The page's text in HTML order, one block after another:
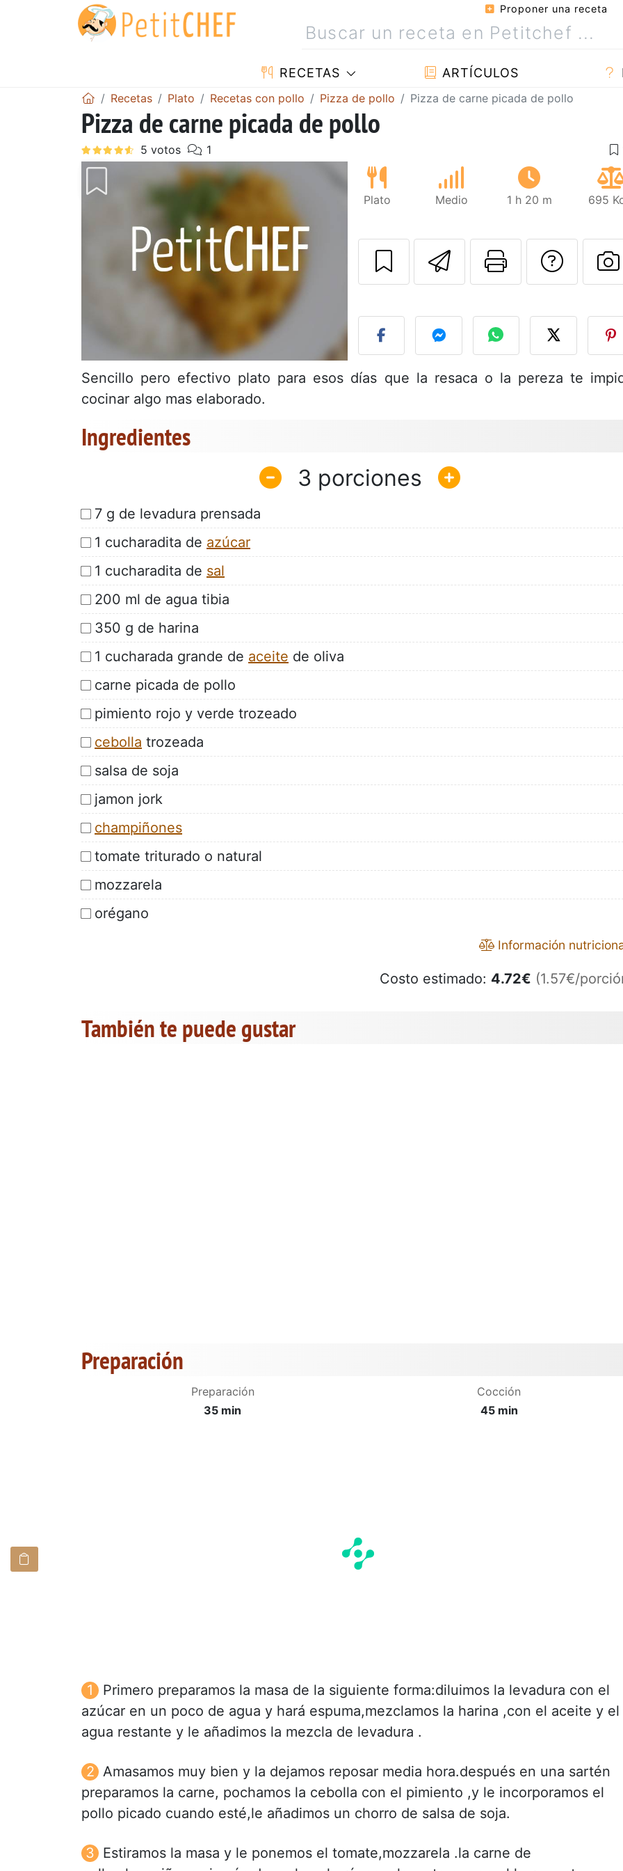
Proponer una receta
RECETAS ARTÍCULOS
Recetas Plato Recetas con pollo Pizza de pollo Pizza de carne picada de pollo
Pizza de carne picada de pollo
Plato Medio 1 h 20 m 695
Enviar esta
Imprimir
Sencillo pero efectivo plato para esos días que la resaca o la pereza te
cocinar algo mas elaborado.
Ingredientes
3
7 g de levadura prensada
1 cucharadita de azúcar
1 cucharadita de sal
200 ml de agua tibia
350 g de harina
1 cucharada grande de aceite de oliva
carne picada de pollo
pimiento rojo y verde trozeado
cebolla trozeada
salsa de soja
jamon jork
champiñones
tomate triturado o natural
mozzarela
orégano
Información
Costo estimado: 4.72€ (1.57€/
También te puede gustar
Preparación
Preparación
35 min
Cocción
45 min
Primero preparamos la masa de la siguiente forma:diluimos la levadura con el
azúcar en un poco de agua y hará espuma,mezclamos la harina ,con el aceite y el
agua restante y le añadimos la mezcla de levadura .
Amasamos muy bien y la dejamos reposar media hora.después en una sartén
preparamos la carne, pochamos la cebolla con el pimiento ,y le incorporamos el
pollo picado cuando esté,le añadimos un chorro de salsa de soja.
Estiramos la masa y le ponemos el tomate,mozzarela .la carne de